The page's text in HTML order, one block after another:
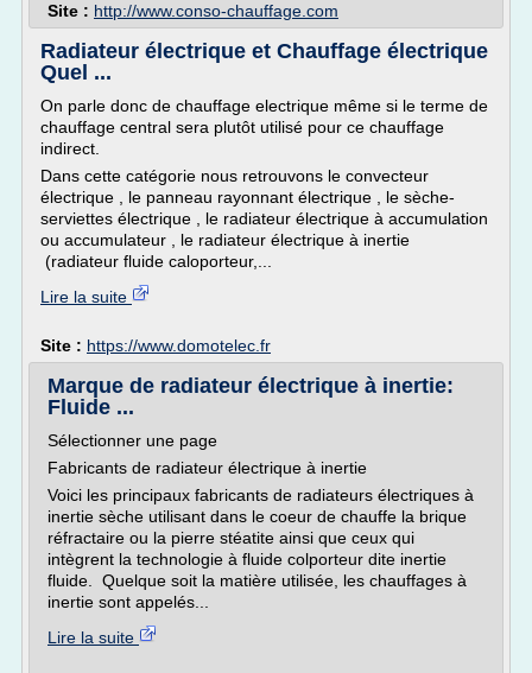
Site : http://www.conso-chauffage.com
Radiateur électrique et Chauffage électrique
Quel ...
On parle donc de chauffage electrique même si le terme de
chauffage central sera plutôt utilisé pour ce chauffage
indirect.
Dans cette catégorie nous retrouvons le convecteur
électrique , le panneau rayonnant électrique , le sèche-
serviettes électrique , le radiateur électrique à accumulation
ou accumulateur , le radiateur électrique à inertie
(radiateur fluide caloporteur,...
Lire la suite
Site : https://www.domotelec.fr
Marque de radiateur électrique à inertie:
Fluide ...
Sélectionner une page
Fabricants de radiateur électrique à inertie
Voici les principaux fabricants de radiateurs électriques à
inertie sèche utilisant dans le coeur de chauffe la brique
réfractaire ou la pierre stéatite ainsi que ceux qui
intègrent la technologie à fluide colporteur dite inertie
fluide. Quelque soit la matière utilisée, les chauffages à
inertie sont appelés...
Lire la suite